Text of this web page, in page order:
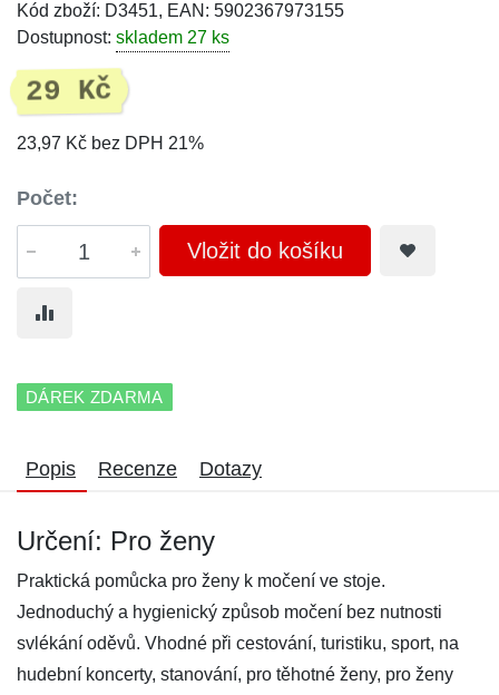
Kód zboží: D3451, EAN: 5902367973155
Dostupnost: skladem 27 ks
29 Kč
23,97 Kč bez DPH 21%
Počet:
Vložit do košíku
DÁREK ZDARMA
Popis Recenze Dotazy
Určení: Pro ženy
Praktická pomůcka pro ženy k močení ve stoje.
Jednoduchý a hygienický způsob močení bez nutnosti
svlékání oděvů. Vhodné při cestování, turistiku, sport, na
hudební koncerty, stanování, pro těhotné ženy, pro ženy